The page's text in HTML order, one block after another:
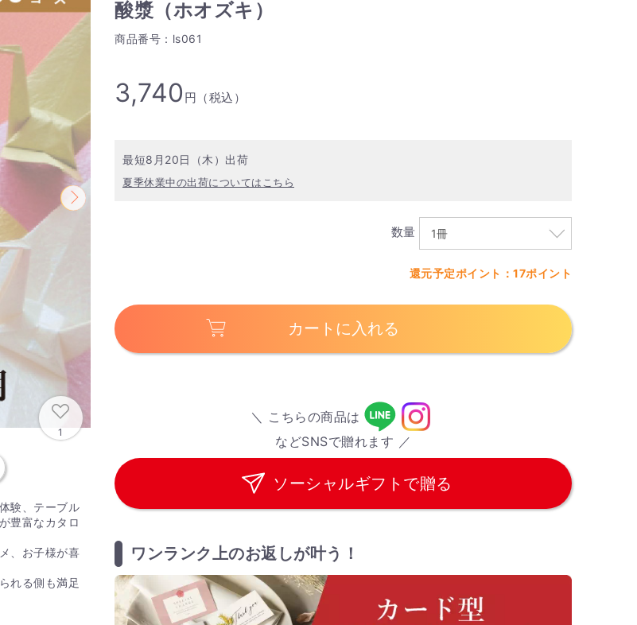
酸漿（ホオズキ）
商品番号：ls061
3,740 円（税込）
最短8月20日（木）出荷
夏季休業中の出荷についてはこちら
数量
還元予定ポイント：17ポイント
カートに入れる
＼ こちらの商品は
などSNSで贈れます ／
ソーシャルギフトで贈る
ワンランク上のお返しが叶う！
1
験、テーブル
豊富なカタロ
、お子様が喜
れる側も満足